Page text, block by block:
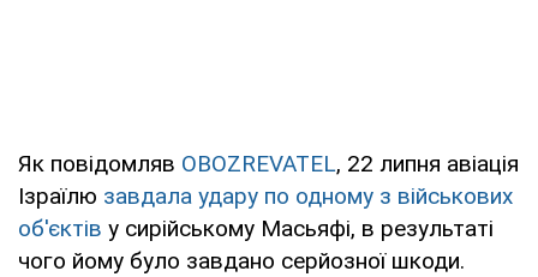
Як повідомляв OBOZREVATEL, 22 липня авіація
Ізраїлю завдала удару по одному з військових
об'єктів у сирійському Масьяфі, в результаті
чого йому було завдано серйозної шкоди.